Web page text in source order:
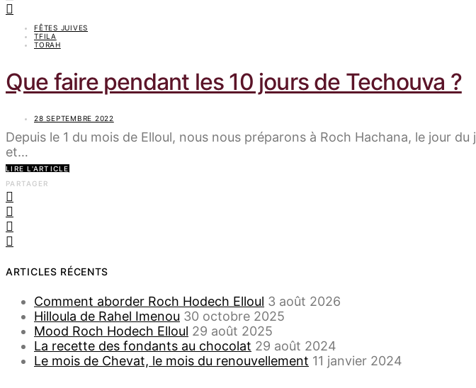
FÊTES JUIVES
TFILA
TORAH
Que faire pendant les 10 jours de Techouva ?
28 SEPTEMBRE 2022
Depuis le 1 du mois de Elloul, nous nous préparons à Roch Hachana, le jour
et…
LIRE L'ARTICLE
PARTAGER
ARTICLES RÉCENTS
Comment aborder Roch Hodech Elloul 3 août 2026
Hilloula de Rahel Imenou 30 octobre 2025
Mood Roch Hodech Elloul 29 août 2025
La recette des fondants au chocolat 29 août 2024
Le mois de Chevat, le mois du renouvellement 11 janvier 2024